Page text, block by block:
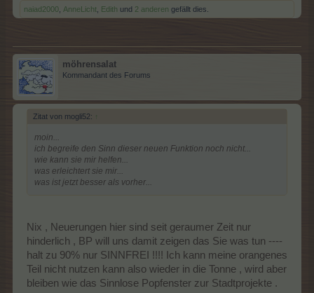
naiad2000 AnneLicht Edith und 2 anderen gefällt dies.
möhrensalat
Kommandant des Forums
Zitat von mogli52: ↑
moin...
ich begreife den Sinn dieser neuen Funktion noch nicht...
wie kann sie mir helfen...
was erleichtert sie mir...
was ist jetzt besser als vorher...
Nix , Neuerungen hier sind seit geraumer Zeit nur
hinderlich , BP will uns damit zeigen das Sie was tun ----
halt zu 90% nur SINNFREI !!!! Ich kann meine orangenes
Teil nicht nutzen kann also wieder in die Tonne , wird aber
bleiben wie das Sinnlose Popfenster zur Stadtprojekte .